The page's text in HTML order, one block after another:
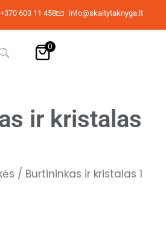
+370 603 11 458 info@skaitytaknyga.lt
0
ir kristalas
/ Burtininkas ir kristalas 1